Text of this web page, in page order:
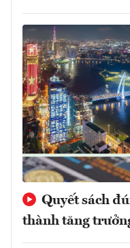
Quyết sách
thành tăng